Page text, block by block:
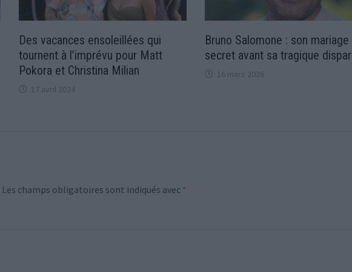
Des vacances ensoleillées qui
tournent à l’imprévu pour Matt
Pokora et Christina Milian
17 avril 2024
Bruno Salomone : son mariage
secret avant sa tragique
16 mars 2026
Les champs obligatoires sont indiqués avec *